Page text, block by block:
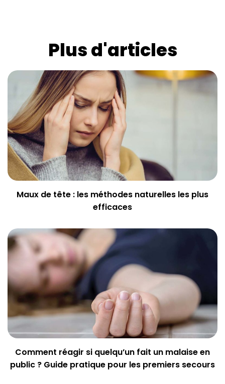
Plus d'articles
Maux de tête : les méthodes naturelles les plus
efficaces
Comment réagir si quelqu’un fait un malaise en
public ? Guide pratique pour les premiers secours